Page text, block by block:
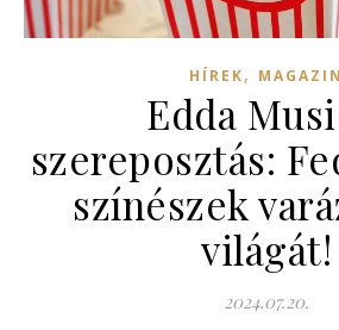
HÍREK, MAGAZIN
Edda
szereposztás:
színészek
világát!
2024.07.20.